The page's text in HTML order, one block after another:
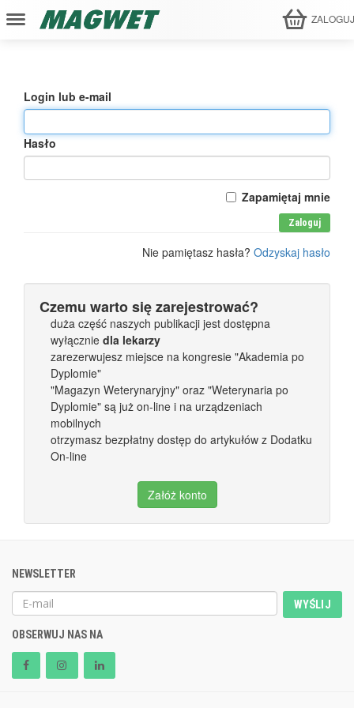
Login lub e-mail
Hasło
Zapamiętaj mnie
Zaloguj
Nie pamiętasz hasła? Odzyskaj hasło
Czemu warto się zarejestrować?
duża część naszych publikacji jest dostępna
wyłącznie dla lekarzy
zarezerwujesz miejsce na kongresie "Akademia po
Dyplomie"
"Magazyn Weterynaryjny" oraz "Weterynaria po
Dyplomie" są już on-line i na urządzeniach
mobilnych
otrzymasz bezpłatny dostęp do artykułów z Dodatku
On-line
Załóż konto
NEWSLETTER
WYŚLIJ
OBSERWUJ NAS NA